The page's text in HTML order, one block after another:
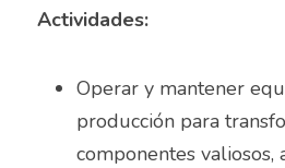
Almacenista Cajero
Almacenistas
Publica tu vacante
Actividades:
Operar y mantener
producción para
componentes valiosos,